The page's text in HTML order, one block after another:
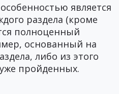
является
раздела (кроме
полноценный
основанный на
либо из этого
пройденных.